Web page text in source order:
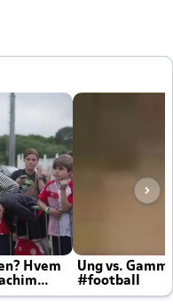
Hvem
Ung vs.
#football